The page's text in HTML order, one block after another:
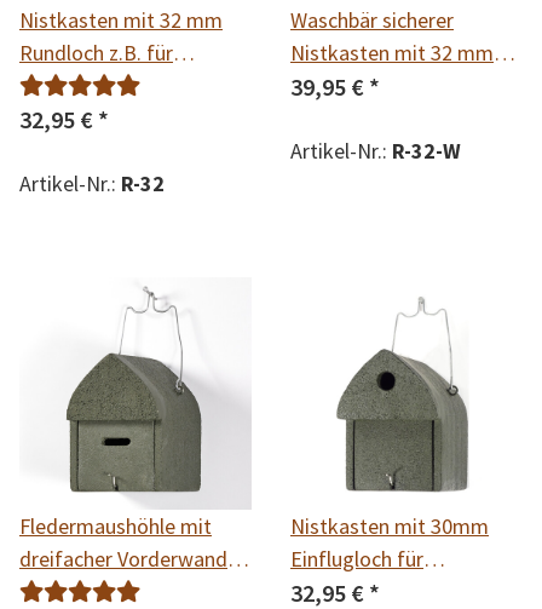
Nistkasten mit 32 mm
Rundloch z.B. für
Kohlmeise, Haussperling
& Feldsperling
32,95 € *
Artikel-Nr.: R-32
Waschbär sicherer
Nistkasten mit 32 mm
Rundloch z.B. für
& Feldsperling
39,95 € *
Artikel-Nr.: R-32-W
Fledermaushöhle mit
dreifacher Vorderwand
14mm
Nistkasten mit 30mm
Einflugloch für
Trauerschnäpper
32,95 € *